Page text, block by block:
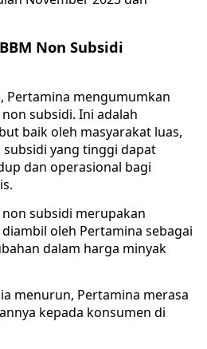
Non Subsidi
Pertamina mengumumkan
subsidi. Ini adalah
baik oleh masyarakat luas,
yang tinggi dapat
dan operasional bagi
subsidi merupakan
oleh Pertamina sebagai
dalam harga minyak
menurun, Pertamina merasa
kepada konsumen di